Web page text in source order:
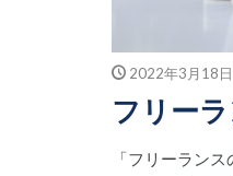
2022年3月18日
フリー
「フリーラン